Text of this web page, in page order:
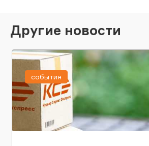
Другие новости
события